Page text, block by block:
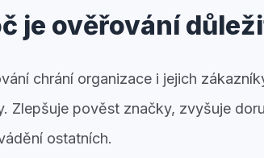
je ověřování
chrání organizace i jejich
Zlepšuje pověst značky, zvyšuje
ostatních.